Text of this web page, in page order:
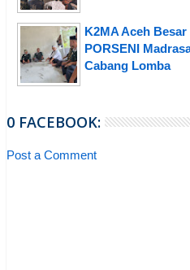
K2MA Aceh
PORSENI
Cabang Lomba
0 FACEBOOK:
Post a Comment